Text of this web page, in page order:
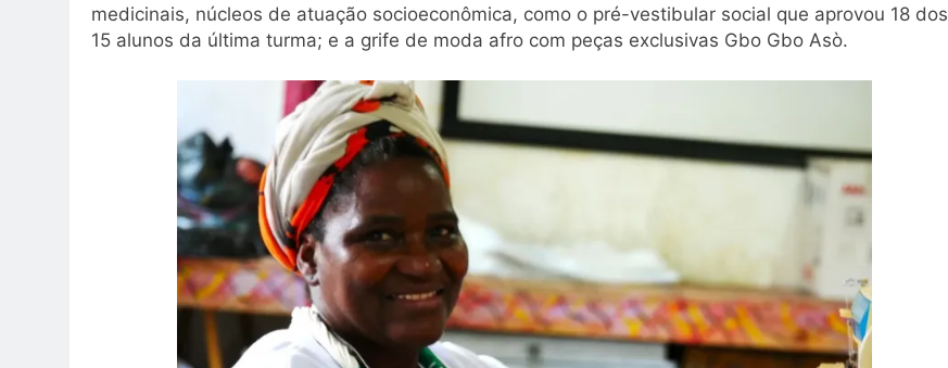
medicinais, núcleos de atuação socioeconômica, como o pré-vestibular social que aprovou 18 dos
15 alunos da última turma; e a grife de moda afro com peças exclusivas Gbo Gbo Asò.